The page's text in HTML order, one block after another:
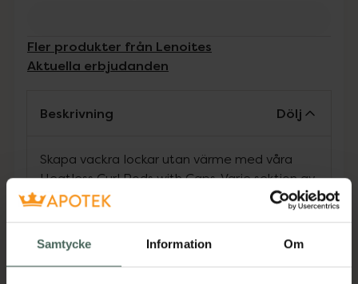
Samtycke Information Om
Fler produkter från Lenoites
Aktuella erbjudanden
Beskrivning Dölj
Skapa vackra lockar utan värme med våra
Heatless Curl Rods with Caps. Varje sektion av
håret lindas varsamt runt de mjuka stavarna
både håller formen och skyddar håret. Den
silkeslena satinen minimerar friktion, bevarar